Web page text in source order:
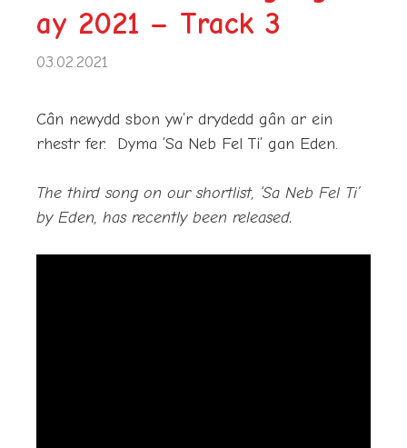
ay 2021 – Track 3
03.02.2021
Cân newydd sbon yw’r drydedd gân ar ein
rhestr fer. Dyma ‘Sa Neb Fel Ti’ gan Eden.
The third song on our shortlist, ‘Sa Neb Fel Ti’
by Eden, has recently been released.